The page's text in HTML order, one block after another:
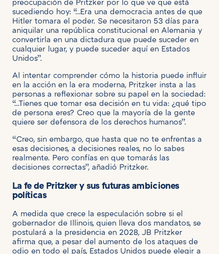
preocupación de Pritzker por lo que ve que está
sucediendo hoy: “…Era una democracia antes de que
Hitler tomara el poder. Se necesitaron 53 días para
aniquilar una república constitucional en Alemania y
convertirla en una dictadura que puede suceder en
cualquier lugar, y puede suceder aquí en Estados
Unidos”.
Al intentar comprender cómo la historia puede influir
en la acción en la era moderna, Pritzker insta a las
personas a reflexionar sobre su papel en la sociedad:
“…Tienes que tomar esa decisión en tu vida: ¿qué tipo
de persona eres? Creo que la mayoría de la gente
quiere ser defensora de los derechos humanos”.
“Creo, sin embargo, que hasta que no te enfrentas a
esas decisiones, a decisiones reales, no lo sabes
realmente. Pero confías en que tomarás las
decisiones correctas”, añadió Pritzker.
La fe de Pritzker y sus futuras ambiciones
políticas
A medida que crece la especulación sobre si el
gobernador de Illinois, quien lleva dos mandatos, se
postulará a la presidencia en 2028, JB Pritzker
afirma que, a pesar del aumento de los ataques de
odio en todo el país, Estados Unidos puede elegir a